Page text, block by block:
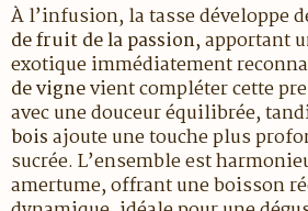
À l’infusion, la tasse développe
de fruit de la passion, apportant
exotique immédiatement
de vignevient compléter cette
avec une douceur équilibrée,
boisajoute une touche plus
sucrée. L’ensemble est
amertume, offrant une boisson